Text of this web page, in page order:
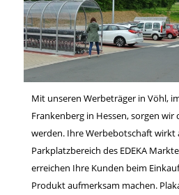
Mit unseren Werbeträger in Vöhl,
Frankenberg in Hessen, sorgen wir
werden. Ihre Werbebotschaft wirkt
Parkplatzbereich des EDEKA
erreichen Ihre Kunden beim
Produkt aufmerksam machen.